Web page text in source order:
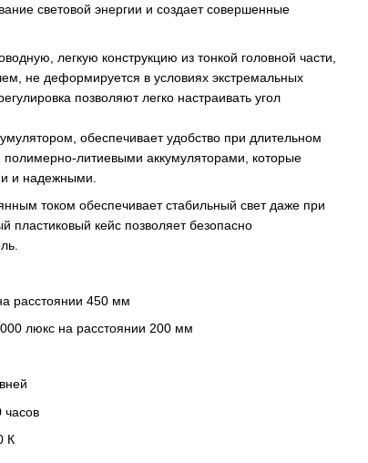
световой энергии и создает совершенные
легкую конструкцию из тонкой головной части,
не деформируется в условиях экстремальных
позволяют легко настраивать угол
обеспечивает удобство при длительном
полимерно-литиевыми аккумуляторами, которые
и надежными.
током обеспечивает стабильный свет даже при
пластиковый кейс позволяет безопасно
расстоянии 450 мм
люкс на расстоянии 200 мм
часов
К